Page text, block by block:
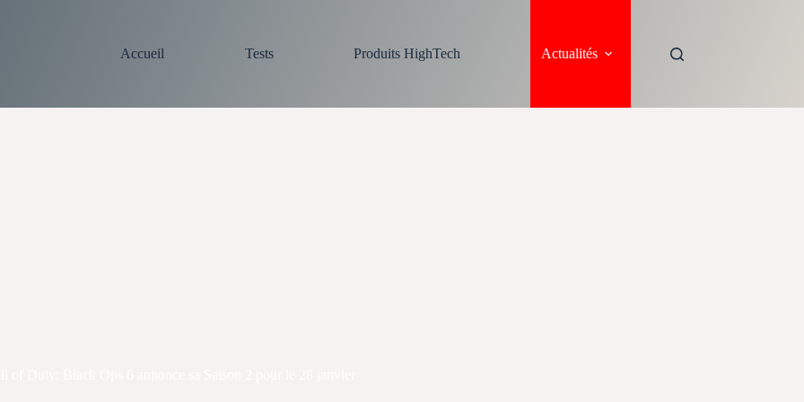
Accueil
Tests Produits HighTech Actualités